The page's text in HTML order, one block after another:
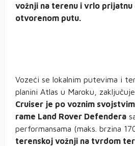
vožnji na terenu i vrlo prijatnu
otvorenom putu.
Vozeći se lokalnim putevima i
planini Atlas u Maroku,
Cruiser je po voznim
rame Land Rover Defendera
performansama (maks. brzina
terenskoj vožnji na tvrdom